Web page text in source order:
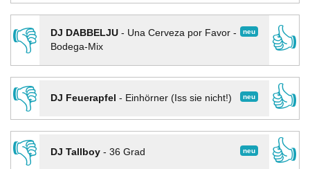
👎
neu
DJ DABBELJU- Una Cerveza por Favor -
Bodega-Mix
👍
👎
neu
DJ Feuerapfel - Einhörner (Iss sie nicht!)
👍
👎
neu
DJ Tallboy- 36 Grad
👍